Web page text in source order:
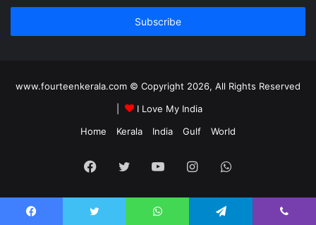
Email
www.fourteenkerala.com © Copyright 2026, All Rights Reserved
I Love My India
Home
Kerala India Gulf World
Facebook
TwitterYouTubeInstagramWhatsApp